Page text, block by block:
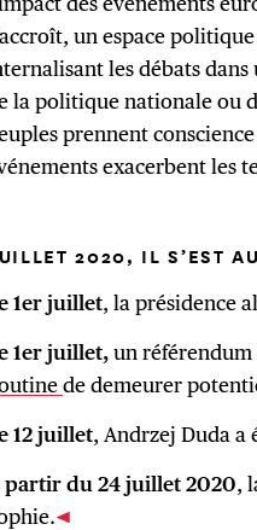
un espace
les débats dans
la politique nationale ou
prennent
exacerbent les
2020, IL S’EST
1er juillet, la présidence
1er juillet,un référendum
de demeurer
12 juillet, Andrzej Duda a
partir du 24 juillet 2020,